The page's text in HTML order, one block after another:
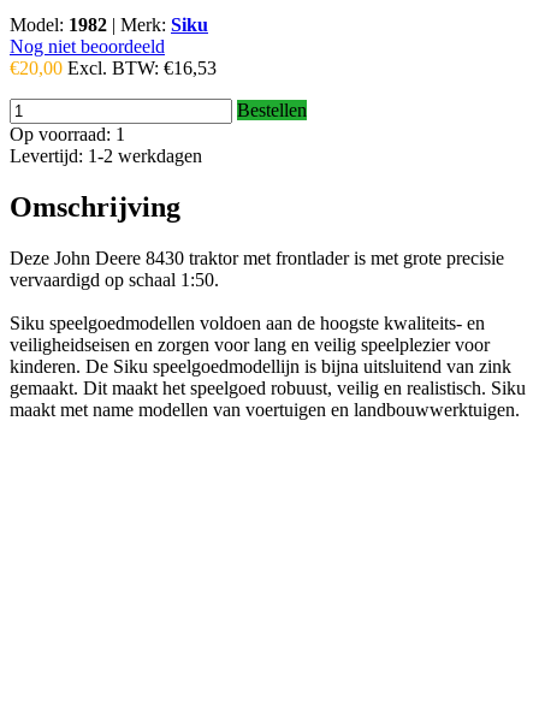
Model: 1982 | Merk: Siku
Nog niet beoordeeld
€20,00 Excl. BTW: €16,53
Bestellen
Op voorraad: 1
Levertijd: 1-2 werkdagen
Omschrijving
Deze John Deere 8430 traktor met frontlader is met grote precisie
vervaardigd op schaal 1:50.
Siku speelgoedmodellen voldoen aan de hoogste kwaliteits- en
veiligheidseisen en zorgen voor lang en veilig speelplezier voor
kinderen. De Siku speelgoedmodellijn is bijna uitsluitend van zink
gemaakt. Dit maakt het speelgoed robuust, veilig en realistisch. Siku
maakt met name modellen van voertuigen en landbouwwerktuigen.